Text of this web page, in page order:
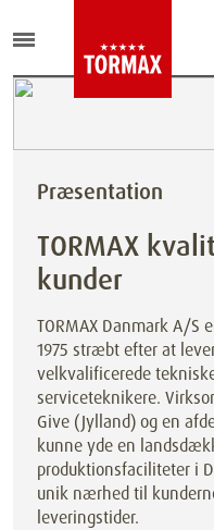
Præsentation
TORMAX
kunder
TORMAX Danmark A/S
1975 stræbt efter at
velkvalificerede
serviceteknikere.
Give (Jylland) og en
kunne yde en
produktionsfaciliteter i
unik nærhed til
leveringstider.